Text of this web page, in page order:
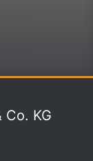
Co. KG